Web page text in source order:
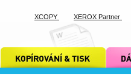
kopírování a tisk xcopy dárkové
XCOPY XEROX Partner